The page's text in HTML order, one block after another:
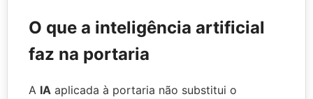
O que a inteligência artificial
faz na portaria
A IA aplicada à portaria não substitui o